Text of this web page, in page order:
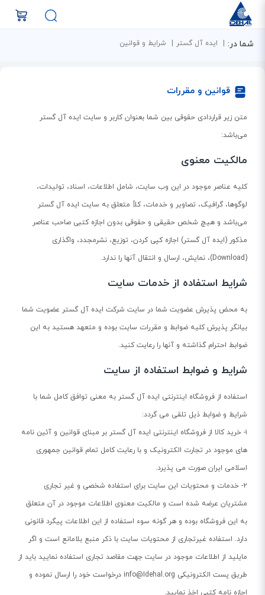
شما در: ایده آل گستر شرایط و قوانین
قوانین و مقررات
متن زیر قراردادی حقوقی بین شما بعنوان کاربر و سایت ایده آل گستر
می‌باشد:
مالکیت معنوی
کلیه عناصر موجود در این وب سایت، شامل اطلاعات، اسناد، تولیدات،
لوگوها، گرافیک، تصاویر و خدمات، کلاً متعلق به سایت ایده آل گستر
می‌باشد و هیچ شخص حقیقی و حقوقی بدون اجازه کتبی صاحب عناصر
مذکور (ایده آل گستر) اجازه کپی کردن، توزیع، نشرمجدد، واگذاری
(Download)، نمایش، ارسال و انتقال آنها را ندارد.
شرایط استفاده از خدمات سایت
به محض پذیرش عضویت شما در سایت شرکت ایده آل گستر عضویت شما
بیانگر پذیرش کلیه ضوابط و مقررات سایت بوده و متعهد هستید به این
ضوابط احترام گذاشته و آنها را رعایت کنید.
شرایط و ضوابط استفاده از سایت
استفاده از فروشگاه اینترنتی ایده آل گستر به معنی توافق کامل شما با
شرایط و ضوابط ذیل تلقی می گردد:
۱- خرید کالا از فروشگاه اینترنتی ایده آل گستر بر مبنای قوانین و آئین نامه
های موجود در تجارت الکترونیک و با رعایت کامل تمام قوانین جمهوری
اسلامی ایران صورت می پذیرد.
۲- خدمات و محتویات این سایت براى استفاده شخصی و غیر تجارى
مشتریان عرضه شده است و مالكیت معنوی اطلاعات موجود در آن متعلق
به این فروشگاه بوده و هر گونه سوء استفاده از این اطلاعات پیگرد قانونی
دارد. استفاده غیرتجاری از محتویات سایت با ذكر منبع بلامانع است و اگر
مایلید از اطلاعات موجود در سایت جهت مقاصد تجاری استفاده نمایید باید از
طریق پست الکترونیکی info@Idehal.org درخواست خود را ارسال نموده و
اجازه نامه كتبی اخذ نمایید.